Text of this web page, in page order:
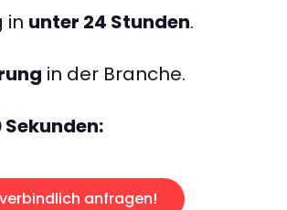
in unter 24 Stunden.
in der Branche.
anfragen!